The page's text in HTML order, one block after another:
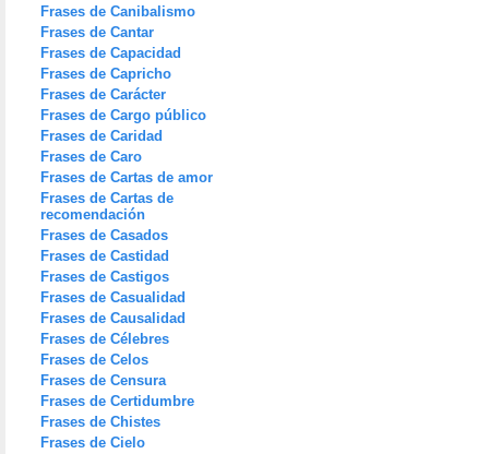
Frases de Canibalismo
Frases de Cantar
Frases de Capacidad
Frases de Capricho
Frases de Carácter
Frases de Cargo público
Frases de Caridad
Frases de Caro
Frases de Cartas de amor
Frases de Cartas de
recomendación
Frases de Casados
Frases de Castidad
Frases de Castigos
Frases de Casualidad
Frases de Causalidad
Frases de Célebres
Frases de Celos
Frases de Censura
Frases de Certidumbre
Frases de Chistes
Frases de Cielo